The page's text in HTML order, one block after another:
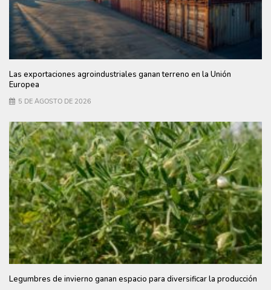
Las exportaciones agroindustriales ganan terreno en la Unión
Europea
5 DE AGOSTO DE 2026
Legumbres de invierno ganan espacio para diversificar la producción